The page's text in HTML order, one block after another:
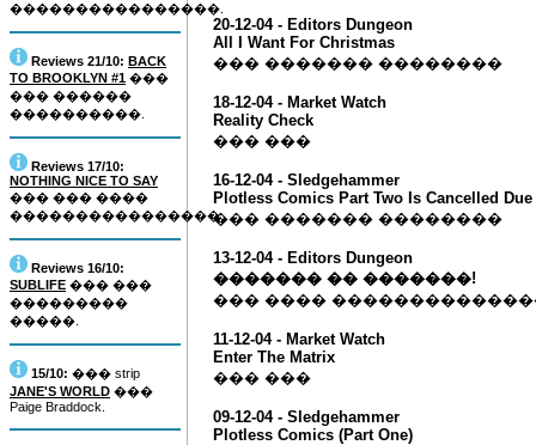
����������������.
Reviews 21/10: BACK
TO BROOKLYN #1 ���
��� ������
����������.
Reviews 17/10:
NOTHING NICE TO SAY
��� ��� ����
����������������.
Reviews 16/10:
SUBLIFE ��� ���
���������
�����.
15/10: ��� strip
JANE'S WORLD ���
Paige Braddock.
20-12-04 - Editors Dungeon
All I Want For Christmas
��� ������� ��������
18-12-04 - Market Watch
Reality Check
��� ���
16-12-04 - Sledgehammer
Plotless Comics Part Two Is Cancelled
��� ������� ��������
13-12-04 - Editors Dungeon
������� �� �������!
��� ����
11-12-04 - Market Watch
Enter The Matrix
��� ���
09-12-04 - Sledgehammer
Plotless Comics (Part One)